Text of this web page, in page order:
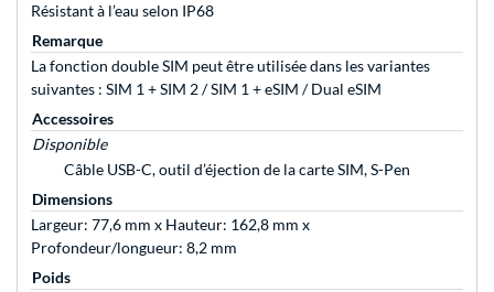
Résistant à l’eau selon IP68
Remarque
La fonction double SIM peut être utilisée dans les variantes
suivantes : SIM 1 + SIM 2 / SIM 1 + eSIM / Dual eSIM
Accessoires
Disponible
Câble USB-C, outil d’éjection de la carte SIM, S-Pen
Dimensions
Largeur: 77,6 mm x Hauteur: 162,8 mm x
Profondeur/longueur: 8,2 mm
Poids